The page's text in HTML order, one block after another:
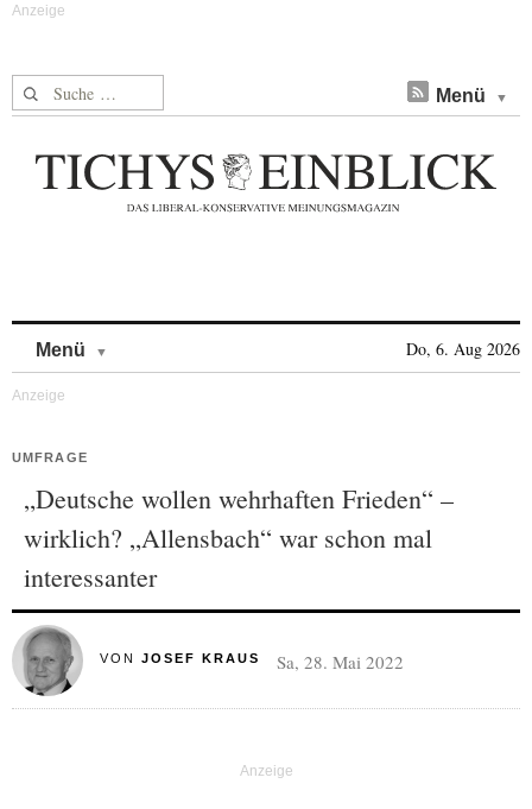
Suche nach: Menü
Menü Do, 6. Aug 2026
UMFRAGE
„Deutsche wollen wehrhaften Frieden“ –
wirklich? „Allensbach“ war schon mal
interessanter
VON JOSEF KRAUS Sa, 28. Mai 2022